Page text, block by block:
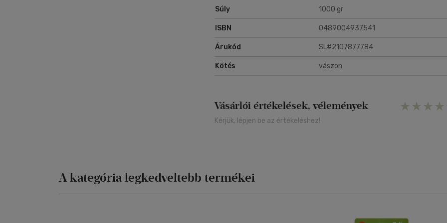
Súly 1000 gr
ISBN 0489004937541
Árukód SL#2107877784
Kötés vászon
Vásárlói értékelések, vélemények
Kérjük, lépjen be az értékeléshez!
A kategória legkedveltebb termékei